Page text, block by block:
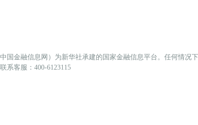
国金融信息网）为新华社承建的国家金融信息平台。任何情况
系客服：400-6123115